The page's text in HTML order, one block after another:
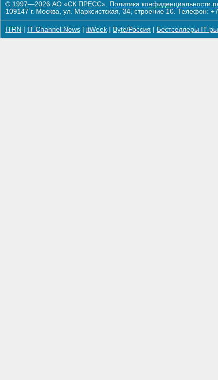
© 1997—2026 АО «СК ПРЕСС». Политика конфиденциальности
109147 г. Москва, ул. Марксистская, 34, строение 10. Телефон:
ITRN IT Channel News itWeek Byte/Россия Бестселлеры IT-